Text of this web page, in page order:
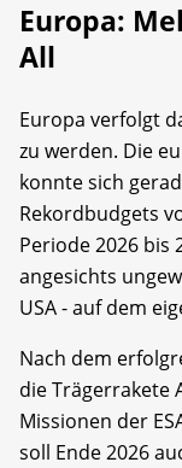
Europa:
All
Europa verfolgt
zu werden. Die
konnte sich
Rekordbudgets
Periode 2026 bis
angesichts
USA - auf dem
Nach dem
die Trägerrakete
Missionen der
soll Ende 2026